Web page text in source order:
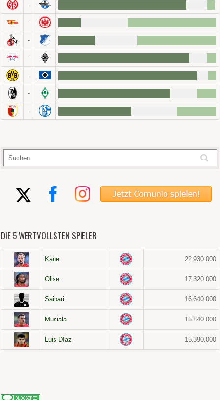
-
-
-
-
-
-
-
DIE 5 WERTVOLLSTEN SPIELER
Kane 22.930.000
Olise 17.320.000
Saibari 16.640.000
Musiala 15.840.000
Luis Díaz 15.390.000